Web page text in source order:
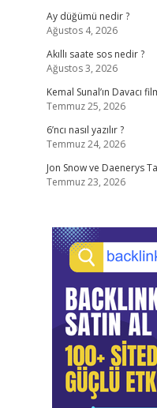
Ay düğümü nedir ?
Ağustos 4, 2026
Akıllı saate sos nedir ?
Ağustos 3, 2026
Kemal Sunal’ın Davacı
Temmuz 25, 2026
6’ncı nasıl yazılır ?
Temmuz 24, 2026
Jon Snow ve Daenerys
Temmuz 23, 2026